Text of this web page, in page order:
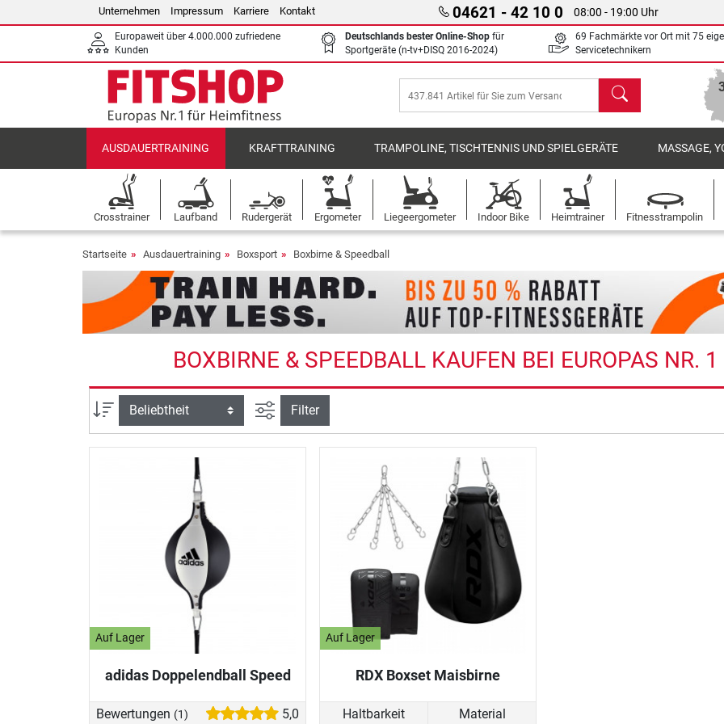
Unternehmen Impressum Karriere Kontakt 04621 - 42 10 0 08:00 - 19:00 Uhr
Europaweit über 4.000.000 zufriedene
Kunden
Deutschlands bester Online-Shop für
Sportgeräte (n-tv+DISQ 2016-2024)
69 Fachmärkte vor Ort mit 75
Servicetechnikern
Suchen
AUSDAUERTRAINING KRAFTTRAINING TRAMPOLINE, TISCHTENNIS UND SPIELGERÄTE MASSAGE,
Crosstrainer Laufband Rudergerät Ergometer Liegeergometer Indoor Bike Heimtrainer Fitnesstrampolin
Startseite Ausdauertraining Boxsport Boxbirne & Speedball
BOXBIRNE & SPEEDBALL KAUFEN BEI EUROPAS NR.
Sortierung Ansicht filtern
Filter
Auf Lager
adidas Doppelendball Speed
Bewertungen (1) 5,0
Auf Lager
RDX Boxset Maisbirne
Haltbarkeit Material